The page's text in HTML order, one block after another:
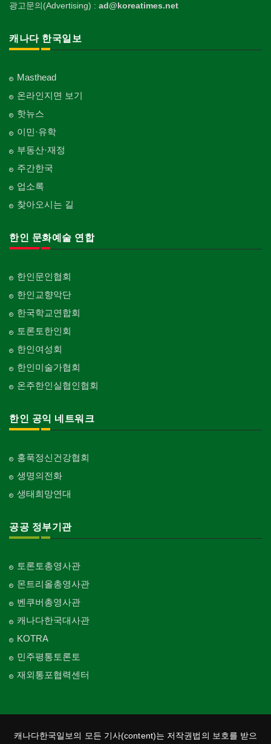
광고문의(Advertising) : ad@koreatimes.net
캐나다 한국일보
Masthead
온라인지면 보기
핫뉴스
이민·유학
부동산·재정
주간한국
업소록
찾아오시는 길
한인 문화예술 연합
한인문인협회
한인교향악단
한국학교연합회
토론토한인회
한인여성회
한인미술가협회
온주한인실협인협회
한인 공익 네트워크
홍푹정신건강협회
생명의전화
생태희망연대
공공 정부기관
토론토총영사관
몬트리올총영사관
벤쿠버총영사관
캐나다한국대사관
KOTRA
민주평통토론토
재외통포협력센터
캐나다한국일보의 모든 기사(content)는 저작권법의 보호를 받으